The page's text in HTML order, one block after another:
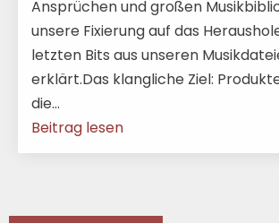
Ansprüchen und großen
unsere Fixierung auf das
letzten Bits aus unseren
erklärt.Das klangliche Ziel:
die...
Beitrag lesen